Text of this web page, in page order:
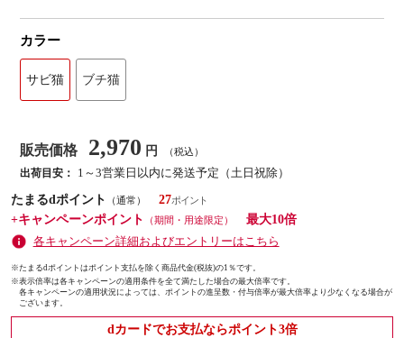
カラー
サビ猫 ブチ猫
販売価格 2,970 円 （税込）
出荷目安：
1～3営業日以内に発送予定（土日祝除）
たまるdポイント
（通常）
27
+キャンペーンポイント
（期間・用途限定）
最大10倍
各キャンペーン詳細およびエントリーはこちら
※たまるdポイントはポイント支払を除く商品代金(税抜)の1％です。
※表示倍率は各キャンペーンの適用条件を全て満たした場合の最大倍率です。
各キャンペーンの適用状況によっては、ポイントの進呈数・付与倍率が最大倍率より少なくなる場合が
ございます。
dカードでお支払ならポイント3倍